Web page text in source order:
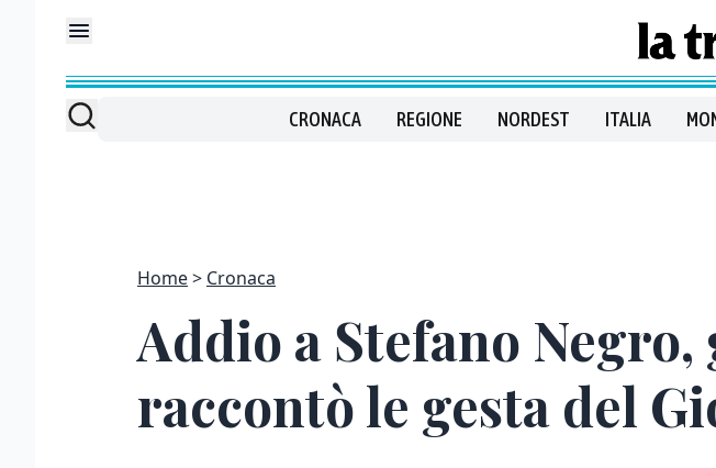
CRONACA REGIONE NORDEST ITALIA
Home Cronaca
Addio a Stefano
raccontò le gesta del